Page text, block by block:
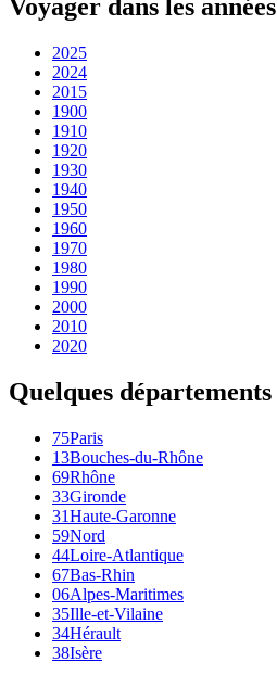
Voyager dans les années
2025
2024
2015
1900
1910
1920
1930
1940
1950
1960
1970
1980
1990
2000
2010
2020
Quelques départements
75Paris
13Bouches-du-Rhône
69Rhône
33Gironde
31Haute-Garonne
59Nord
44Loire-Atlantique
67Bas-Rhin
06Alpes-Maritimes
35Ille-et-Vilaine
34Hérault
38Isère